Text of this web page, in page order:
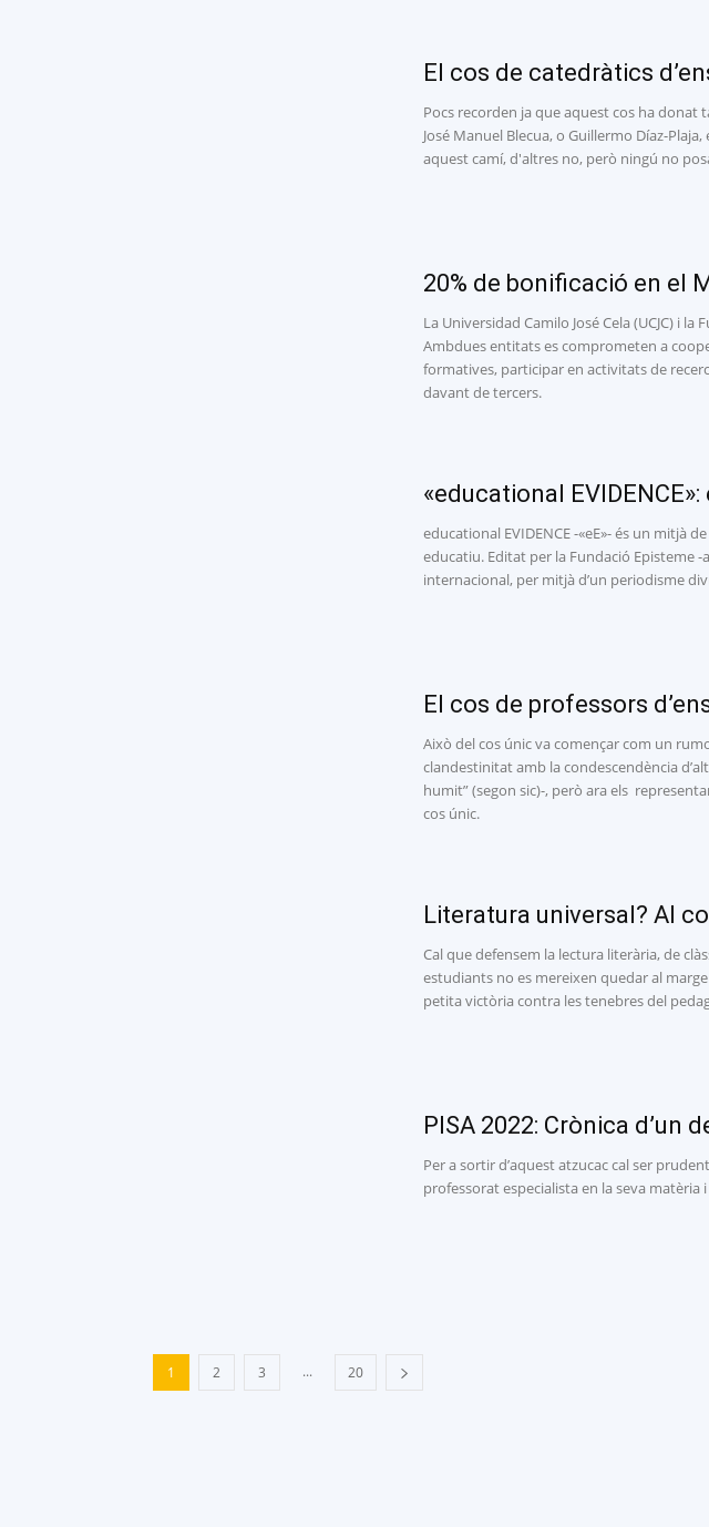
El cos de catedràtics
Pocs recorden ja que aquest cos ha donat
José Manuel Blecua, o Guillermo Díaz-
aquest camí, d'altres no, però ningú no
20% de bonificació en el
La Universidad Camilo José Cela (UCJC) i
Ambdues entitats es comprometen a
formatives, participar en activitats de
davant de tercers.
«educational
educational EVIDENCE -«eE»- és un mitjà
educatiu. Editat per la Fundació Episteme -
internacional, per mitjà d’un periodisme
El cos de professors
Això del cos únic va començar com un
clandestinitat amb la condescendència
humit” (segon sic)-, però ara els
cos únic.
Literatura universal? Al
Cal que defensem la lectura literària, de
estudiants no es mereixen quedar al
petita victòria contra les tenebres del
PISA 2022: Crònica d’un
Per a sortir d’aquest atzucac cal ser
professorat especialista en la seva
1 2 3 ... 20